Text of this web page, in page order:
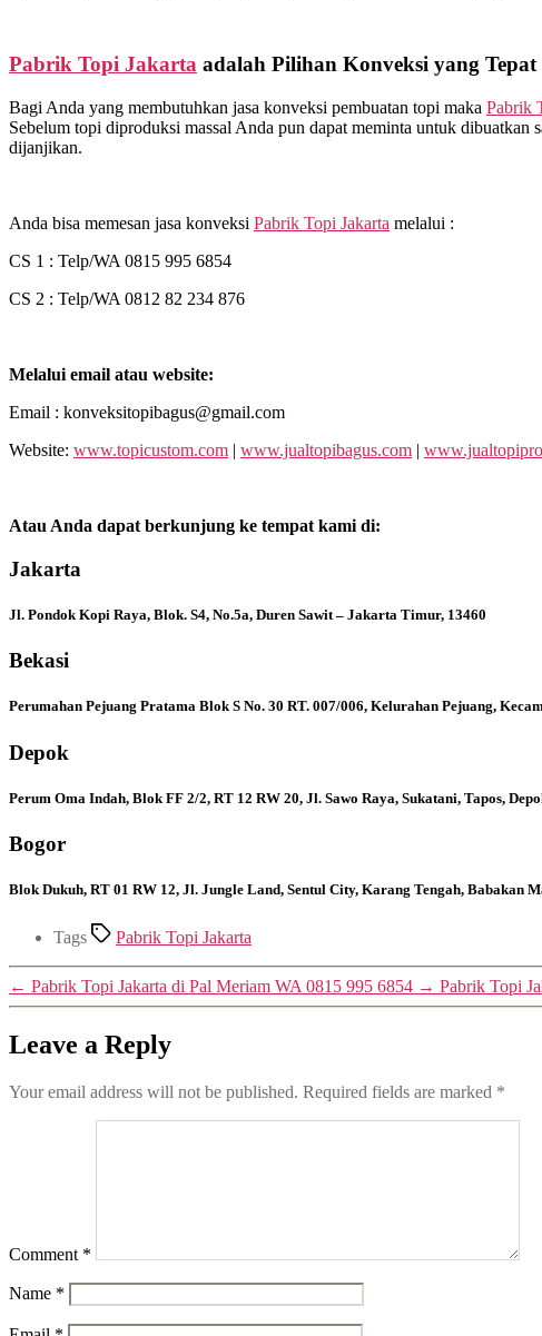
Pabrik Topi Jakarta adalah Pilihan Konveksi yang Tepat
Bagi Anda yang membutuhkan jasa konveksi pembuatan topi maka Pabrik
Sebelum topi diproduksi massal Anda pun dapat meminta untuk dibuatkan
dijanjikan.
Anda bisa memesan jasa konveksi Pabrik Topi Jakarta melalui :
CS 1 : Telp/WA 0815 995 6854
CS 2 : Telp/WA 0812 82 234 876
Melalui email atau website:
Email : konveksitopibagus@gmail.com
Website: www.topicustom.com | www.jualtopibagus.com |
Atau Anda dapat berkunjung ke tempat kami di:
Jakarta
Jl. Pondok Kopi Raya, Blok. S4, No.5a, Duren Sawit – Jakarta Timur, 13460
Bekasi
Perumahan Pejuang Pratama Blok S No. 30 RT. 007/006, Kelurahan Pejuang,
Depok
Perum Oma Indah, Blok FF 2/2, RT 12 RW 20, Jl. Sawo Raya, Sukatani, Tapos,
Bogor
Blok Dukuh, RT 01 RW 12, Jl. Jungle Land, Sentul City, Karang Tengah, Babakan
Tags Pabrik Topi Jakarta
← Pabrik Topi Jakarta di Pal Meriam WA 0815 995 6854 → Pabrik Topi
Leave a Reply
Your email address will not be published. Required fields are marked *
Comment *
Name *